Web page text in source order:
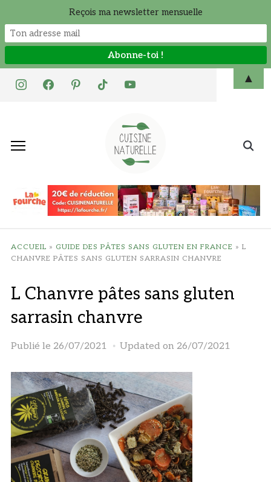
instagramfacebookpinteresttiktok youtube
Search
ACCUEIL » GUIDE DES PÂTES SANS GLUTEN EN FRANCE » L
CHANVRE PÂTES SANS GLUTEN SARRASIN CHANVRE
L Chanvre pâtes sans gluten
sarrasin chanvre
Publié le 26/07/2021 Updated on 26/07/2021
Reçois ma newsletter mensuelle
▲